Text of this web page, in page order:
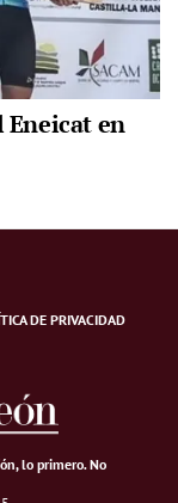
Eneicat en
DE PRIVACIDAD
lo primero.No